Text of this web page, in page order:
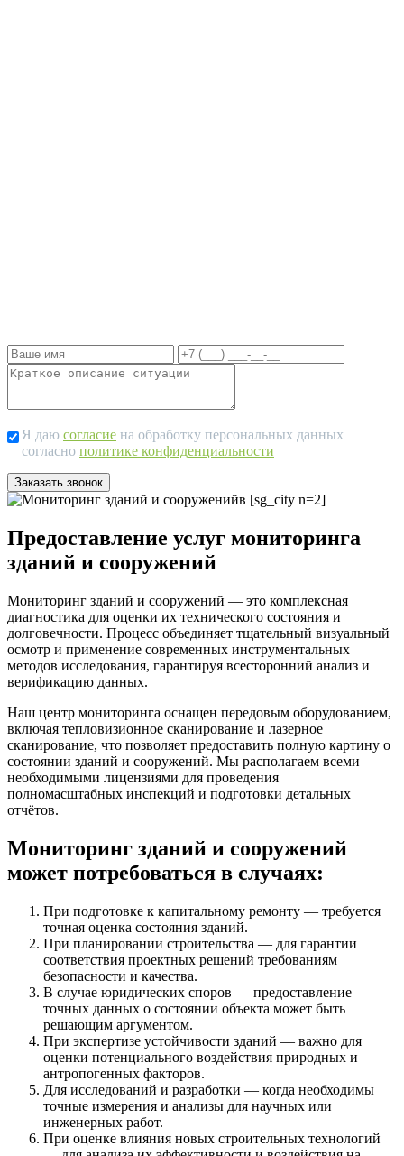
Я даю согласие на обработку персональных данных
согласно политике конфиденциальности
Предоставление услуг мониторинга
зданий и сооружений
Мониторинг зданий и сооружений — это комплексная
диагностика для оценки их технического состояния и
долговечности. Процесс объединяет тщательный визуальный
осмотр и применение современных инструментальных
методов исследования, гарантируя всесторонний анализ и
верификацию данных.
Наш центр мониторинга оснащен передовым оборудованием,
включая тепловизионное сканирование и лазерное
сканирование, что позволяет предоставить полную картину о
состоянии зданий и сооружений. Мы располагаем всеми
необходимыми лицензиями для проведения
полномасштабных инспекций и подготовки детальных
отчётов.
Мониторинг зданий и сооружений
может потребоваться в случаях:
При подготовке к капитальному ремонту — требуется
точная оценка состояния зданий.
При планировании строительства — для гарантии
соответствия проектных решений требованиям
безопасности и качества.
В случае юридических споров — предоставление
точных данных о состоянии объекта может быть
решающим аргументом.
При экспертизе устойчивости зданий — важно для
оценки потенциального воздействия природных и
антропогенных факторов.
Для исследований и разработки — когда необходимы
точные измерения и анализы для научных или
инженерных работ.
При оценке влияния новых строительных технологий